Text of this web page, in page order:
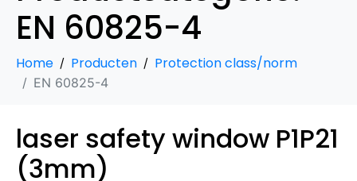
EN 60825-4
Home Producten Protection class/norm
EN 60825-4
laser safety window P1P21
(3mm)